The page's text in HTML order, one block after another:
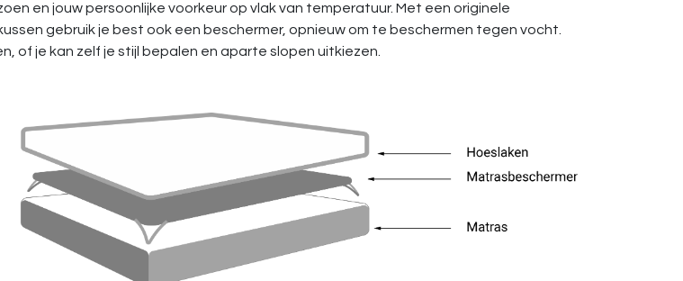
en jouw persoonlijke voorkeur op vlak van temperatuur. Met een originele
gebruik je best ook een beschermer, opnieuw om te beschermen tegen vocht.
of je kan zelf je stijl bepalen en aparte slopen uitkiezen.